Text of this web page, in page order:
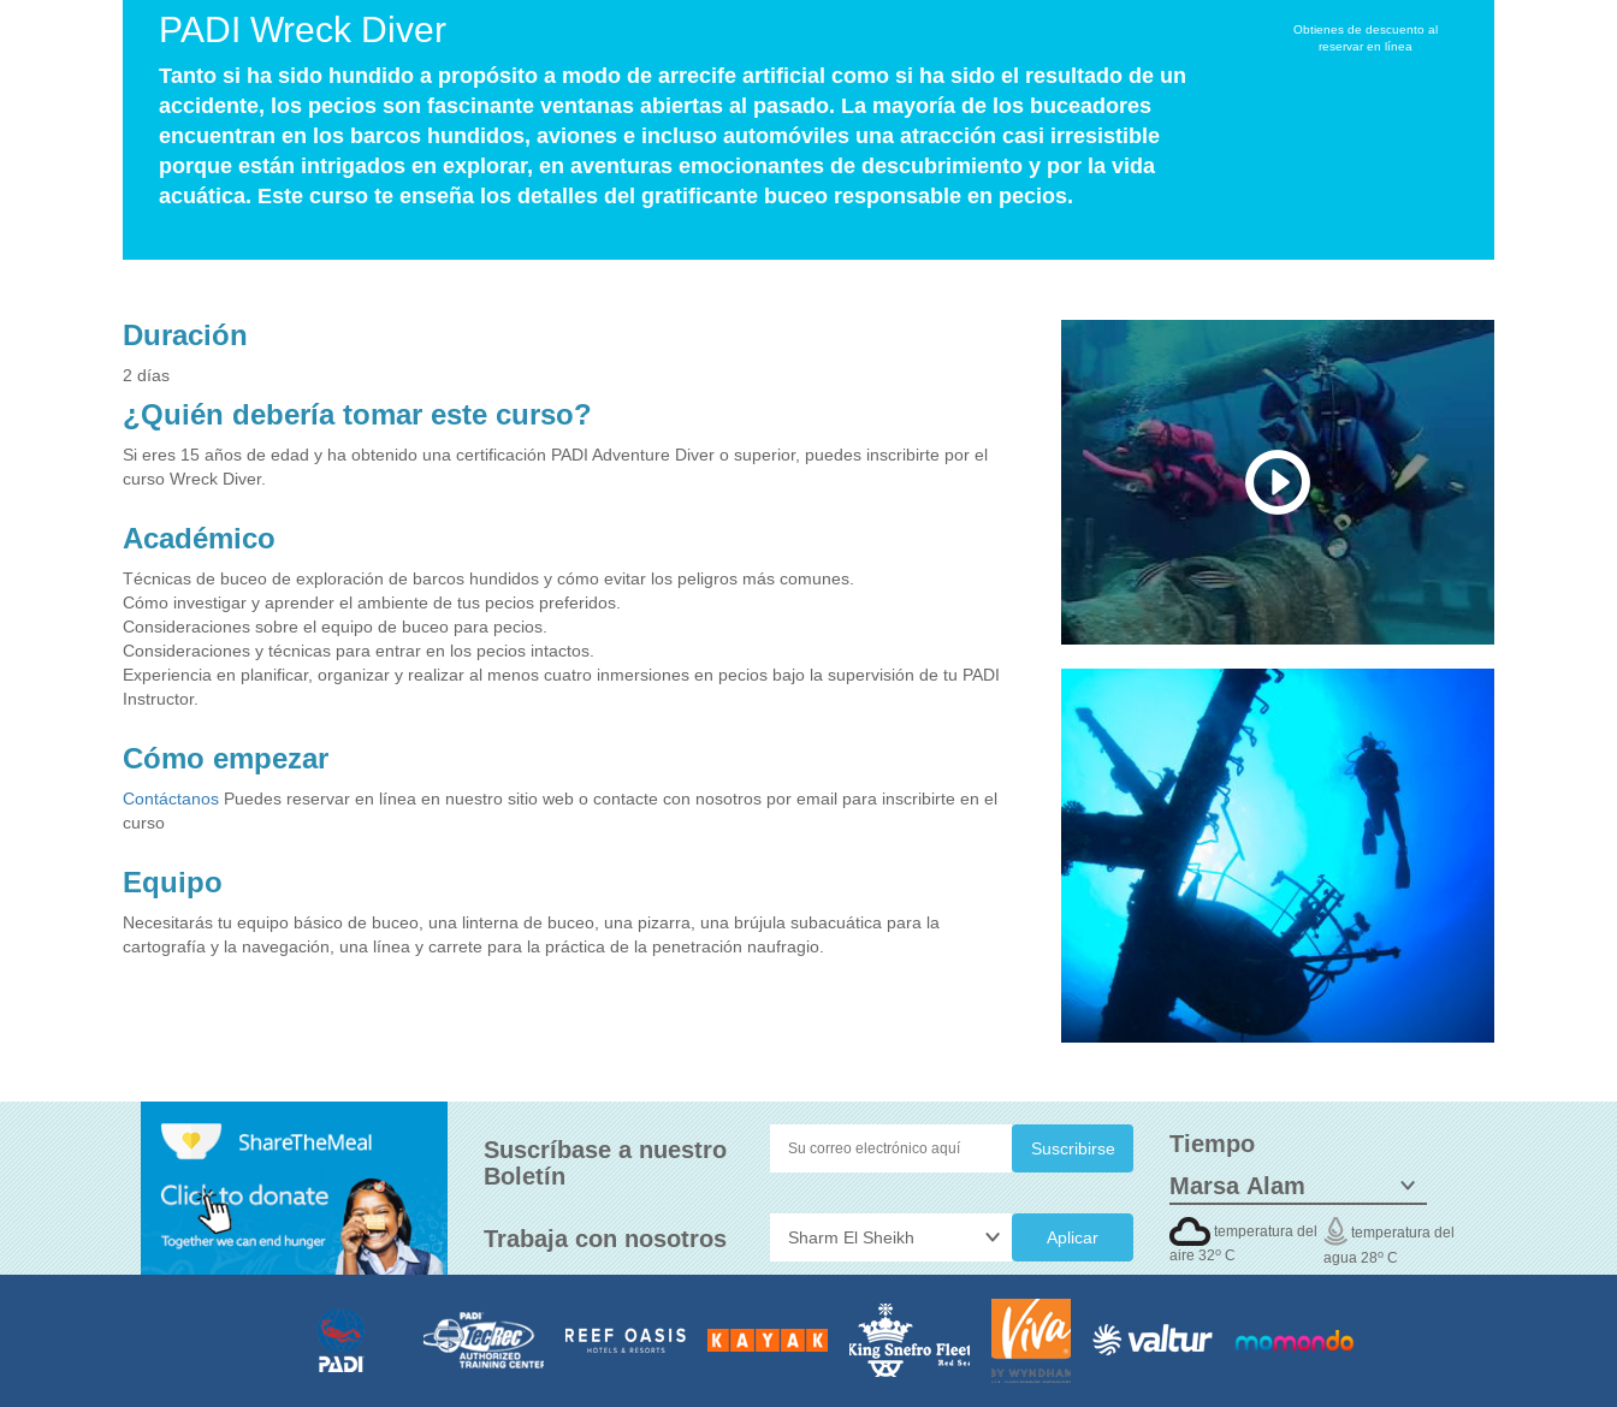
PADI Wreck Diver
Tanto si ha sido hundido a propósito a modo de arrecife artificial como si ha sido el resultado de un
accidente, los pecios son fascinante ventanas abiertas al pasado. La mayoría de los buceadores
encuentran en los barcos hundidos, aviones e incluso automóviles una atracción casi irresistible
porque están intrigados en explorar, en aventuras emocionantes de descubrimiento y por la vida
acuática. Este curso te enseña los detalles del gratificante buceo responsable en pecios.
Obtienes de descuento al
reservar en línea
Duración
2 días
¿Quién debería tomar este curso?
Si eres 15 años de edad y ha obtenido una certificación PADI Adventure Diver o superior, puedes inscribirte por el
curso Wreck Diver.
Académico
Técnicas de buceo de exploración de barcos hundidos y cómo evitar los peligros más comunes.
Cómo investigar y aprender el ambiente de tus pecios preferidos.
Consideraciones sobre el equipo de buceo para pecios.
Consideraciones y técnicas para entrar en los pecios intactos.
Experiencia en planificar, organizar y realizar al menos cuatro inmersiones en pecios bajo la supervisión de tu PADI
Instructor.
Cómo empezar
Contáctanos Puedes reservar en línea en nuestro sitio web o contacte con nosotros por email para inscribirte en el
curso
Equipo
Necesitarás tu equipo básico de buceo, una linterna de buceo, una pizarra, una brújula subacuática para la
cartografía y la navegación, una línea y carrete para la práctica de la penetración naufragio.
Suscríbase a nuestro
Boletín
Trabaja con nosotros Aplicar
Tiempo
temperatura del
aire 32o C
temperatura del
agua 28oC